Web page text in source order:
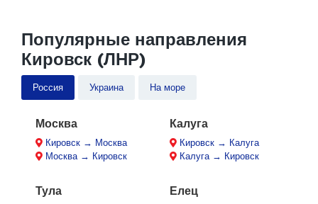
Популярные направления
Кировск (ЛНР)
Россия Украина На море
Москва
Кировск → Москва
Москва → Кировск
Калуга
Кировск → Калуга
Калуга → Кировск
Тула Елец